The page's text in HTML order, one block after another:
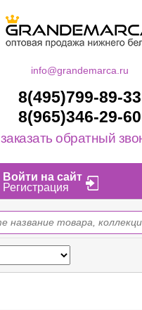
info@grandemarca.ru
8(495)799-89-33
8(965)346-29-60
заказать обратный
Войти на сайт
Регистрация